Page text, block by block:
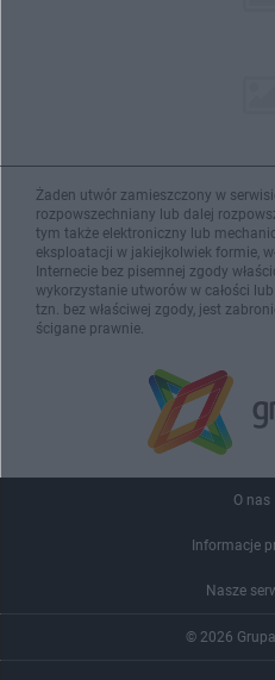
Żaden utwór zamieszczony w
rozpowszechniany lub dalej
tym także elektroniczny lub
eksploatacji w jakiejkolwiek formie,
Internecie bez pisemnej zgody
wykorzystanie utworów w całości
tzn. bez właściwej zgody, jest
ścigane prawnie.
O nas
Informacje
Nasze
© 2026